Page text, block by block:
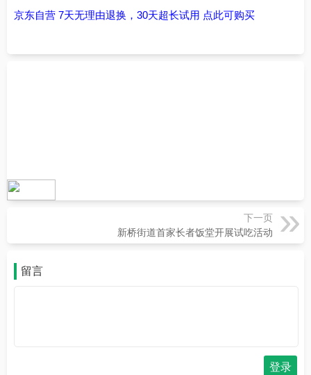
京东自营 7天无理由退换，30天超长试用 点此可购买
下一页
新桥街道首家长者饭堂开展试吃活动
留言
登录